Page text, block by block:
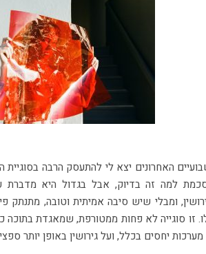
האחרונים יצא לי להתעסק הרבה בסוגיית
למה זה בדיוק, אבל בגדול היא
ומבלי שיש סיבה אמיתית וטובה, מתנתק
זו סוגייה לא פחות ממטורפת, שמאגדת
יחסים בכלל, ועל גירושין באופן יותר